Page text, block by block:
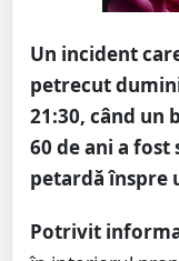
Un incident
petrecut
21:30, când un
60 de ani a
petardă înspre
Potrivit